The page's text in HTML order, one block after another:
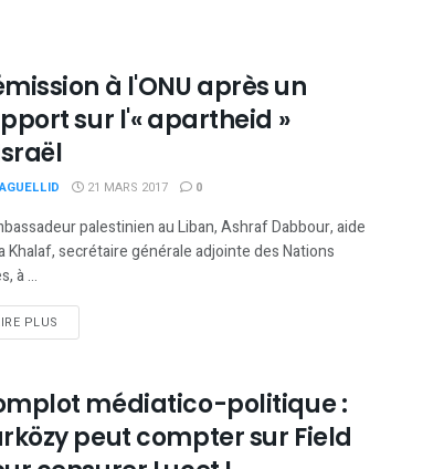
à l'ONU après un
sur l'« apartheid »
AGUELLID 21 MARS 2017 0
palestinien au Liban, Ashraf Dabbour, aide
Khalaf, secrétaire générale adjointe des Nations
à ...
PLUS
médiatico-politique :
peut compter sur Field